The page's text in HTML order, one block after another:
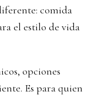
comida
el estilo de vida
opciones
Es para quien